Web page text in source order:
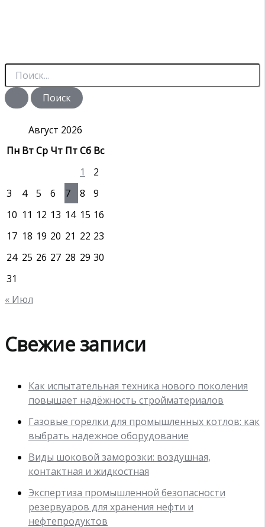
П
и
с
Август 2026
Пн ВтСр Чт ПтСб Вс
1
2
3
4 5 6 7 8
9
10 11 12 13 14 15 16
17 18 19 20 21 22 23
24 25 26 27 28 29 30
31
« Июл
Свежие записи
Как испытательная техника нового поколения
повышает надёжность стройматериалов
Газовые горелки для промышленных котлов: как
выбрать надежное оборудование
Виды шоковой заморозки: воздушная,
контактная и жидкостная
Экспертиза промышленной безопасности
резервуаров для хранения нефти и
нефтепродуктов